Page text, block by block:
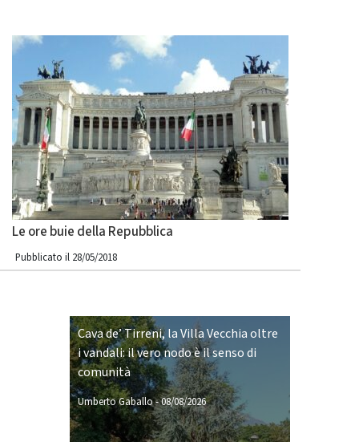
Le ore buie della Repubblica
Pubblicato il 28/05/2018
Cava de’ Tirreni, la Villa Vecchia oltre
i vandali: il vero nodo è il senso di
comunità
Umberto Gaballo-08/08/2026